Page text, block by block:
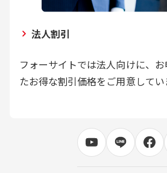
法人割引
フォーサイトでは法人向けに、
たお得な割引価格をご用意してい